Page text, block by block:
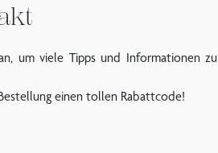
um viele Tipps und Informationen zu
einen tollen Rabattcode!